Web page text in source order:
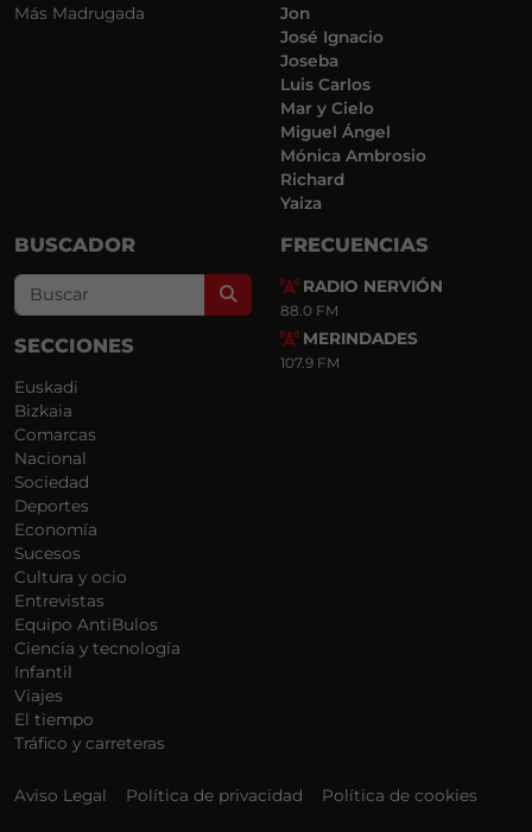
Más Madrugada
Jon
José Ignacio
Joseba
Luis Carlos
Mar y Cielo
Miguel Ángel
Mónica Ambrosio
Richard
Yaiza
BUSCADOR
Search
SECCIONES
Euskadi
Bizkaia
Comarcas
Nacional
Sociedad
Deportes
Economía
Sucesos
Cultura y ocio
Entrevistas
Equipo AntiBulos
Ciencia y tecnología
Infantil
Viajes
El tiempo
Tráfico y carreteras
FRECUENCIAS
RADIO NERVIÓN
88.0 FM
MERINDADES
107.9 FM
Aviso Legal Política de privacidad Política de cookies